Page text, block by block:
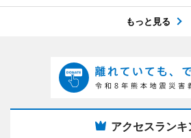
もっと見る
アクセスランキ